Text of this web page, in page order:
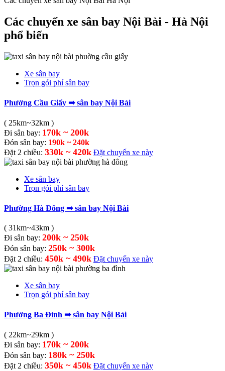
Các chuyến xe sân bay Nội Bài - Hà Nội
phổ biến
Xe sân bay
Trọn gói phí sân bay
Phường Cầu Giấy ➡ sân bay Nội Bài
( 25km~32km )
Đi sân bay: 170k ~ 200k
Đón sân bay: 190k ~ 240k
Đặt 2 chiều: 330k ~ 420k Đặt chuyến xe này
Xe sân bay
Trọn gói phí sân bay
Phường Hà Đông ➡ sân bay Nội Bài
( 31km~43km )
Đi sân bay: 200k ~ 250k
Đón sân bay: 250k ~ 300k
Đặt 2 chiều: 450k ~ 490k Đặt chuyến xe này
Xe sân bay
Trọn gói phí sân bay
Phường Ba Đình ➡ sân bay Nội Bài
( 22km~29km )
Đi sân bay: 170k ~ 200k
Đón sân bay: 180k ~ 250k
Đặt 2 chiều: 350k ~ 450k Đặt chuyến xe này